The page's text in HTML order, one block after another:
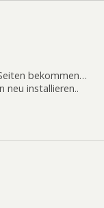
bekommen…
neu installieren..